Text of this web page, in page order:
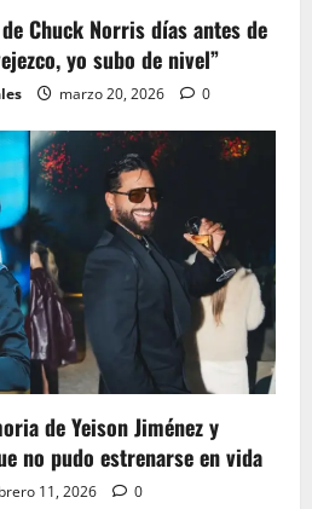
Chuck Norris días antes de
yo subo de nivel”
marzo 20, 2026 0
de Yeison Jiménez y
no pudo estrenarse en vida
11, 2026 0